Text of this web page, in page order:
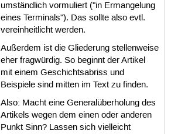
umständlich vormuliert ("in Ermangelung
eines Terminals"). Das sollte also evtl.
vereinheitlicht werden.
Außerdem ist die Gliederung stellenweise
eher fragwürdig. So beginnt der Artikel
mit einem Geschichtsabriss und
Beispiele sind mitten im Text zu finden.
Also: Macht eine Generalüberholung des
Artikels wegen dem einen oder anderen
Punkt Sinn? Lassen sich vielleicht